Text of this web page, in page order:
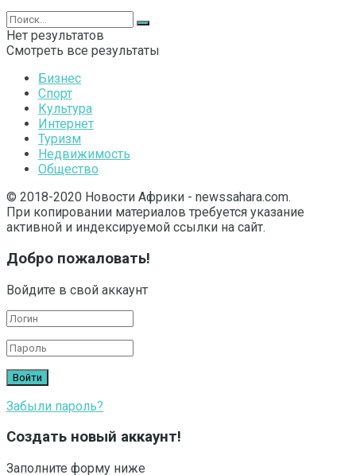
Нет результатов
Смотреть все результаты
Бизнес
Спорт
Культура
Интернет
Туризм
Недвижимость
Общество
© 2018-2020 Новости Африки - newssahara.com.
При копировании материалов требуется указание
активной и индексируемой ссылки на сайт.
Добро пожаловать!
Войдите в свой аккаунт
Забыли пароль?
Создать новый аккаунт!
Заполните форму ниже